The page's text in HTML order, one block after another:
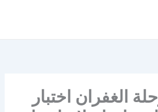
الغفران اختبار